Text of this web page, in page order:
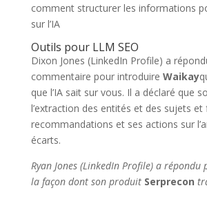
comment structurer les informations
sur l’IA
Outils pour LLM SEO
Dixon Jones (LinkedIn Profile) a
commentaire pour introduire Waikay
que l’IA sait sur vous. Il a déclaré que
l’extraction des entités et des sujets et
recommandations et ses actions sur
écarts.
Ryan Jones (LinkedIn Profile) a répondu
la façon dont son produit Serprecon